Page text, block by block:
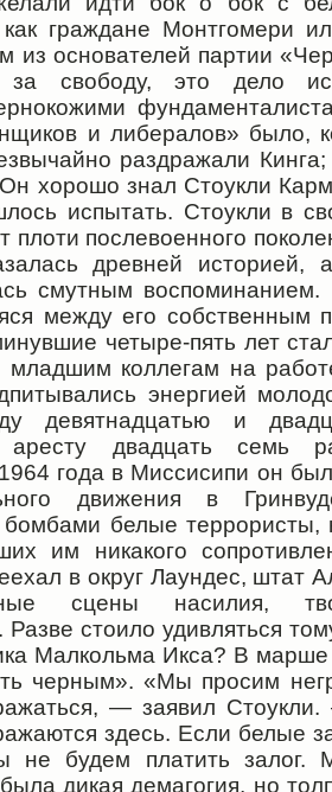
граждане Монтгомери
из основателей партии
свободу, это дело
и либералов» было,
раздражали
хорошо знал Стоукли
испытать. Стоукли в
плоти послевоенного
древней
смутным воспоминанием.
между его собственным
четыре-пять лет
младшим коллегам на
энергией
девятнадцатью и
аресту двадцать семь
года в Миссисипи он
движения в
белые террористы,
им никакого
в округ Лаундес, штат
сцены насилия,
стоило удивляться
Малкольма Икса? В
черным». «Мы просим
— заявил
здесь. Если белые
не будем платить залог.
дикая демагогия, но